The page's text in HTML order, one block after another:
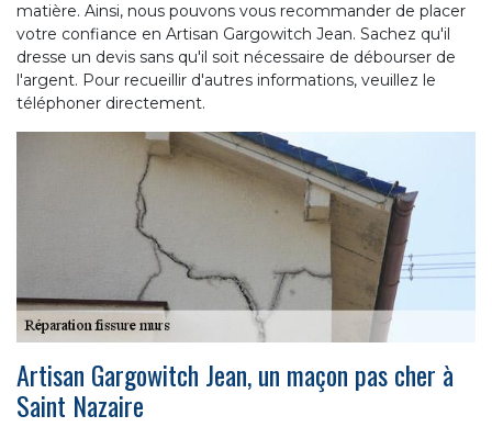
matière. Ainsi, nous pouvons vous recommander de placer
votre confiance en Artisan Gargowitch Jean. Sachez qu'il
dresse un devis sans qu'il soit nécessaire de débourser de
l'argent. Pour recueillir d'autres informations, veuillez le
téléphoner directement.
Artisan Gargowitch Jean, un maçon pas cher à
Saint Nazaire